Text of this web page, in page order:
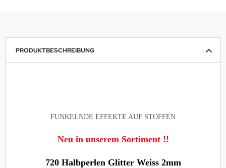
PRODUKTBESCHREIBUNG
FUNKELNDE EFFEKTE AUF STOFFEN
Neu in unserem Sortiment !!
720 Halbperlen Glitter Weiss 2mm